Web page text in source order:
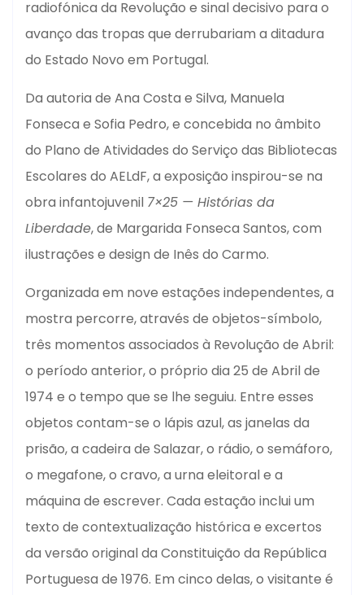
radiofónica da Revolução e sinal decisivo para o
avanço das tropas que derrubariam a ditadura
do Estado Novo em Portugal.
Da autoria de Ana Costa e Silva, Manuela
Fonseca e Sofia Pedro, e concebida no âmbito
do Plano de Atividades do Serviço das Bibliotecas
Escolares do AELdF, a exposição inspirou-se na
obra infantojuvenil 7×25 — Histórias da
Liberdade, de Margarida Fonseca Santos, com
ilustrações e design de Inês do Carmo.
Organizada em nove estações independentes, a
mostra percorre, através de objetos-símbolo,
três momentos associados à Revolução de Abril:
o período anterior, o próprio dia 25 de Abril de
1974 e o tempo que se lhe seguiu. Entre esses
objetos contam-se o lápis azul, as janelas da
prisão, a cadeira de Salazar, o rádio, o semáforo,
o megafone, o cravo, a urna eleitoral e a
máquina de escrever. Cada estação inclui um
texto de contextualização histórica e excertos
da versão original da Constituição da República
Portuguesa de 1976. Em cinco delas, o visitante é